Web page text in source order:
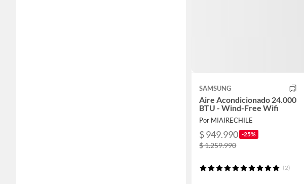
SAMSUNG
Aire Acondicionado 24.000
BTU - Wind-Free Wifi
Por MIAIRECHILE
$ 949.990 -25%
$ 1.259.990
(2)